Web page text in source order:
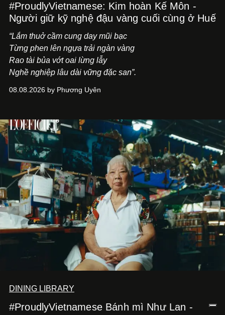
#ProudlyVietnamese: Kim hoàn Kế Môn -
Người giữ kỹ nghệ đậu vàng cuối cùng ở Huế
“Lắm thuở cầm cung day mũi bạc
Từng phen lên ngựa trải ngàn vàng
Rao tài bủa vớt oai lừng lẫy
Nghề nghiệp lâu dài vững đặc san”.
08.08.2026 by Phương Uyên
DINING LIBRARY
#ProudlyVietnamese Bánh mì Như Lan -